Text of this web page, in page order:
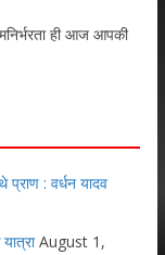
ही आज आपकी
प्राण : वर्धन यादव
August 1,